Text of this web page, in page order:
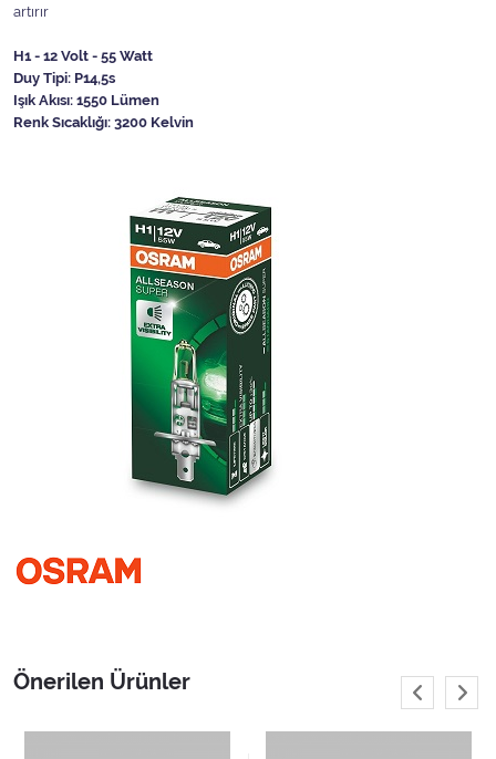
artırır
H1 - 12 Volt - 55 Watt
Duy Tipi: P14,5s
Işık Akısı: 1550 Lümen
Renk Sıcaklığı: 3200 Kelvin
Önerilen Ürünler